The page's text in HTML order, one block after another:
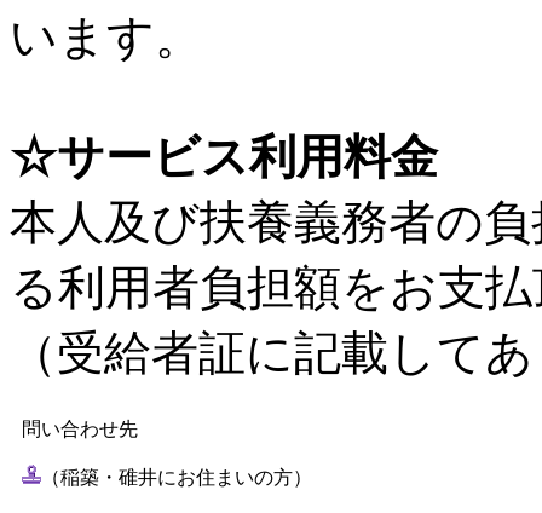
います。
☆サービス利用料金
本人及び扶養義務者の
る利用者負担額をお支
（受給者証に記載して
問い合わせ先
（稲築・碓井にお住まいの方）